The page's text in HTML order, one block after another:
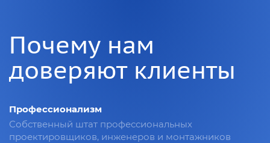
Почему нам
доверяют клиенты
Профессионализм
Собственный штат профессиональных
проектировщиков, инженеров и монтажников